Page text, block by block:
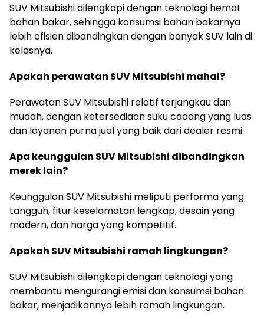
SUV Mitsubishi dilengkapi dengan teknologi hemat
bahan bakar, sehingga konsumsi bahan bakarnya
lebih efisien dibandingkan dengan banyak SUV lain di
kelasnya.
Apakah perawatan SUV Mitsubishi mahal?
Perawatan SUV Mitsubishi relatif terjangkau dan
mudah, dengan ketersediaan suku cadang yang luas
dan layanan purna jual yang baik dari dealer resmi.
Apa keunggulan SUV Mitsubishi dibandingkan
merek lain?
Keunggulan SUV Mitsubishi meliputi performa yang
tangguh, fitur keselamatan lengkap, desain yang
modern, dan harga yang kompetitif.
Apakah SUV Mitsubishi ramah lingkungan?
SUV Mitsubishi dilengkapi dengan teknologi yang
membantu mengurangi emisi dan konsumsi bahan
bakar, menjadikannya lebih ramah lingkungan.